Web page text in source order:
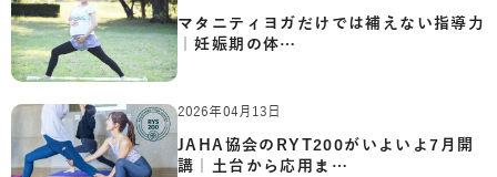
マタニティヨガだけでは補えない指導力
｜妊娠期の体…
2026年04月13日
JAHA協会のRYT200がいよいよ7月開
講｜土台から応用ま…